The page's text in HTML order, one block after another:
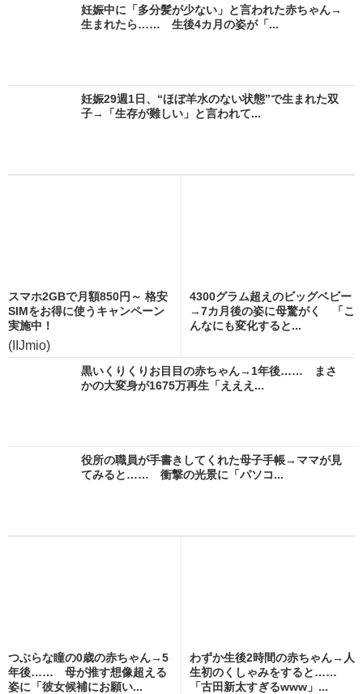
妊娠中に「多分髪が少ない」と言われた赤ちゃん→
生まれたら…… 生後4カ月の姿が「...
妊娠29週1日、“ほぼ羊水のない状態”で生まれた双
子→「生存が難しい」と言われて...
スマホ2GBで月額850円～ 格安
SIMをお得に使うキャンペーン
実施中！
(IIJmio)
4300グラム超えのビッグベビー
→7カ月後の姿に母驚がく 「こ
んなにも変化すると...
黒いくりくりお目目の赤ちゃん→1年後…… まさ
かの大変身が1675万再生「えええ...
役所の職員が手書きしてくれた母子手帳→ママが見
てみると…… 衝撃の光景に「パソコ...
つぶらな瞳の0歳の赤ちゃん→5
年後…… 母が推す想像超える
姿に「彼女候補にお願い...
わずか生後2時間の赤ちゃん→人
生初のくしゃみをすると……
「古田新太すぎるwww」...